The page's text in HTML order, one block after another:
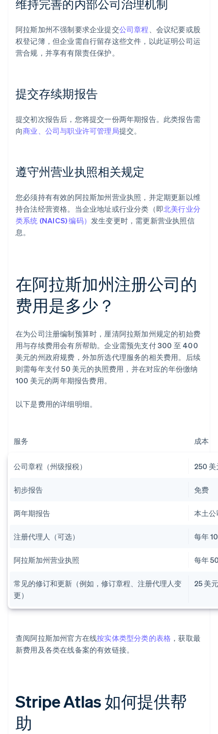
维持完善的内部公司治理机制
阿拉斯加州不强制要求企业提交公司章程 、会议纪要或股
权登记簿，但企业需自行留存这些文件，以此证明公司运
营合规，并享有有限责任保护。
提交存续期报告
提交初次报告后，您将提交一份两年期报告。此类报告需
向商业、公司与职业许可管理局提交。
遵守州营业执照相关规定
您必须持有有效的阿拉斯加州营业执照，并定期更新以维
持合法经营资格。当企业地址或行业分类（即北美行业分
类系统 (NAICS) 编码） 发生变更时，需更新营业执照信
息。
在阿拉斯加州注册公司的
费用是多少？
在为公司注册编制预算时，厘清阿拉斯加州规定的初始费
用与存续费用会有所帮助。企业需预先支付 300 至 400
美元的州政府规费，外加所选代理服务的相关费用。后续
则需每年支付 50 美元的执照费用，并在对应的年份缴纳
100 美元的两年期报告费用。
以下是费用的详细明细。
服务 成本
公司章程（州级报税） 250 美
初步报告 免费
两年期报告 本土
注册代理人（可选） 每年
阿拉斯加州营业执照 每年
常见的修订和更新（例如，修订章程、注册代理人变
更）
25 美
查阅阿拉斯加州官方在线按实体类型分类的表格 ，获取最
新费用及各类在线备案的有效链接。
Stripe Atlas 如何提供帮
助